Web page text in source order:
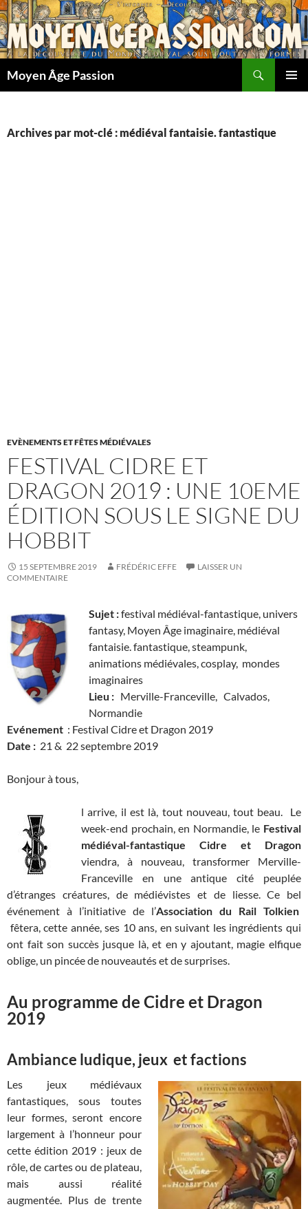
Aller
au
contenu
Moyen Âge Passion
Archives par mot-clé : médiéval fantaisie. fantastique
EVÈNEMENTS ET FÊTES MÉDIÉVALES
FESTIVAL CIDRE ET
DRAGON 2019 : UNE 10EME
ÉDITION SOUS LE SIGNE DU
HOBBIT
15 SEPTEMBRE 2019 FRÉDÉRIC EFFE
LAISSER UN
COMMENTAIRE
Sujet :festival médiéval-fantastique, univers
fantasy, Moyen Âge imaginaire, médiéval
fantaisie. fantastique, steampunk,
animations médiévales, cosplay, mondes
imaginaires
Lieu : Merville-Franceville, Calvados,
Normandie
Evénement : Festival Cidre et Dragon 2019
Date : 21 & 22 septembre 2019
Bonjour à tous,
l arrive, il est là, tout nouveau, tout beau. Le
week-end prochain, en Normandie, le Festival
médiéval-fantastique Cidre et Dragon
viendra, à nouveau, transformer Merville-
Franceville en une antique cité peuplée
d’étranges créatures, de médiévistes et de liesse. Ce bel
événement à l’initiative de l’Association du Rail Tolkien
fêtera, cette année, ses 10 ans, en suivant les ingrédients qui
ont fait son succès jusque là, et en y ajoutant, magie elfique
oblige, un pincée de nouveautés et de surprises.
Au programme de Cidre et Dragon
2019
Ambiance ludique, jeux et factions
Les jeux médiévaux
fantastiques, sous toutes
leur formes, seront encore
largement à l’honneur pour
cette édition 2019 : jeux de
rôle, de cartes ou de plateau,
mais aussi réalité
augmentée. Plus de trente